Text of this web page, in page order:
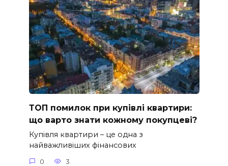
ТОП помилок при купівлі квартири:
що варто знати кожному покупцеві?
Купівля квартири – це одна з
найважливіших фінансових
0 3